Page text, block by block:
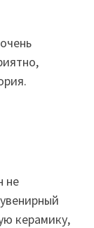
не
керамику,